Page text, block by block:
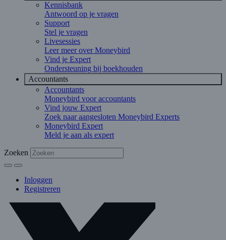
Kennisbank
Antwoord op je vragen
Support
Stel je vragen
Livesessies
Leer meer over Moneybird
Vind je Expert
Ondersteuning bij boekhouden
Accountants
Accountants
Moneybird voor accountants
Vind jouw Expert
Zoek naar aangesloten Moneybird Experts
Moneybird Expert
Meld je aan als expert
Zoeken
Inloggen
Registreren